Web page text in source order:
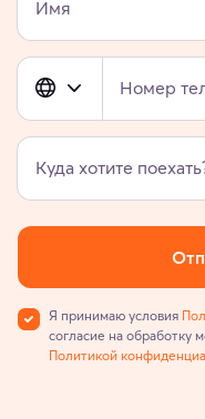
Имя
Номер
Куда хотите
Я принимаю условия
согласие на обработку
Политикой